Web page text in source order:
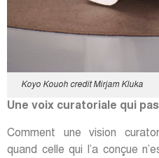
Koyo Kouoh credit Mirjam Kluka
Une voix curatoriale qui
Comment une vision
quand celle qui l’a conçue